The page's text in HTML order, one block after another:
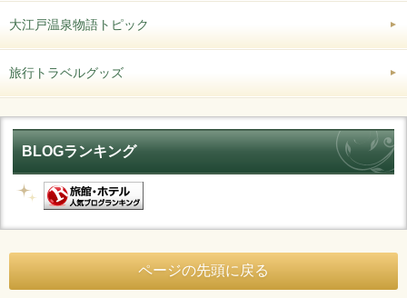
大江戸温泉物語トピック
旅行トラベルグッズ
BLOGランキング
ページの先頭に戻る